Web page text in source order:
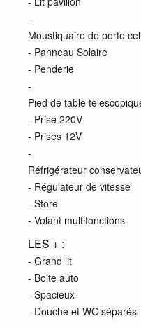
-
Moustiquaire de porte
- Panneau Solaire
- Penderie
-
Pied de table
- Prise 220V
- Prises 12V
-
Réfrigérateur
- Régulateur de vitesse
- Store
- Volant multifonctions
LES + :
- Grand lit
- Boite auto
- Spacieux
- Douche et WC séparés